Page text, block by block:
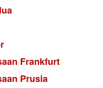
Frankfurt
Prusia